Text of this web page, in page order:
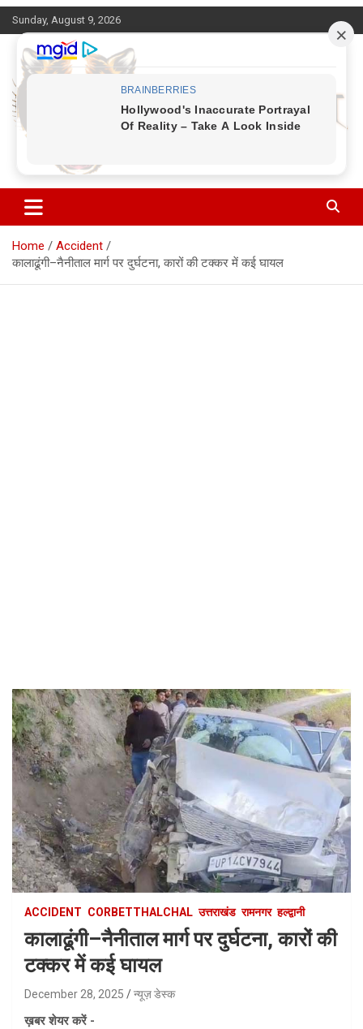
Skip
to
content
Sunday, August 9, 2026
Corbett Halchal (कॉर्बेट हलचल)
Home
Accident
कालाढूंगी–नैनीताल मार्ग पर दुर्घटना, कारों की टक्कर में कई घायल
ACCIDENT CORBETTHALCHAL उत्तराखंड रामनगर हल्द्वानी
कालाढूंगी–नैनीताल मार्ग पर दुर्घटना, कारों की
टक्कर में कई घायल
December 28, 2025 न्यूज़ डेस्क
ख़बर शेयर करें -